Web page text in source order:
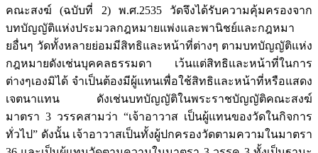
คณะสงฆ์ (ฉบับที่ 2) พ.ศ.2535 วัดจึงได้รับความคุ้มครองจาก
บทบัญญัติแห่งประมวลกฎหมายแพ่งและพานิชย์และกฎหมา
ยอื่นๆ วัดทั้งหลายย่อมมีสิทธิและหน้าที่ต่างๆ ตามบทบัญญัติแห่ง
กฎหมายดังเช่นบุคคลธรรมดา เว้นแต่สิทธิและหน้าที่ในการ
ต่างๆเองมิได้ จำเป็นต้องมีผู้แทนเพื่อใช้สิทธิและหน้าที่หรือแสดง
เจตนาแทน ดังเช่นบทบัญญัติในพระราชบัญญัติคณะสงฆ์
มาตรา 3 วรรคสามว่า “เจ้าอาวาส เป็นผู้แทนของวัดในกิจการ
ทั่วไป” ดังนั้น เจ้าอาวาสเป็นทั้งผู้ปกครองวัดตามความในมาตรา